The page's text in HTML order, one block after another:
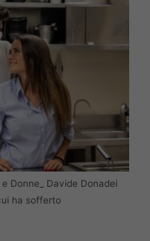
Donne_ Davide Donadei
ha sofferto